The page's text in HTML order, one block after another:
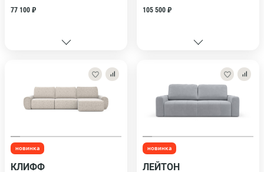
77 100 ₽ 105 500 ₽
новинка
КЛИФФ
новинка
ЛЕЙТОН